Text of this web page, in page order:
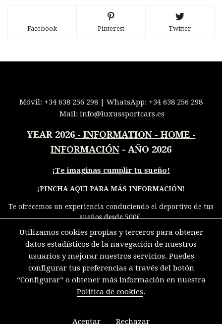
Facebook Pinterest Twitter
Móvil: +34 638 256 298 | WhatsApp: +34 638 256 298
Mail: info@luxussportcars.es
YEAR 2026- INFORMATION - HOME -
INFORMACIÓN - AÑO 2026
¡Te imaginas cumplir tu sueño!
¡PINCHA AQUI PARA MÁS INFORMACIÓN!
Te ofrecemos un experiencia conduciendo el deportivo de tus
sueños desde 500€.
Aviso legal
Política de cookies
Política de privacidad
Utilizamos cookies propias y terceros para obtener
datos estadísticos de la navegación de nuestros
usuarios y mejorar nuestros servicios. Puedes
configurar tus preferencias a través del botón
“Configurar” o obtener más información en nuestra
Política de cookies.
Aceptar Rechazar